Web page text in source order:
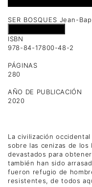
SER BOSQUES Jean-
ISBN
978-84-17800-48-2
PÁGINAS
280
AÑO DE PUBLICACIÓN
2020
La civilización
sobre las cenizas de los
devastados para
también han sido
fueron refugio de
resistentes, de todos